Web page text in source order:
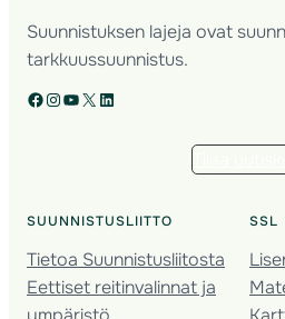
Suunnistuksen lajeja ovat
tarkkuussuunnistus.
Facebook Instagram YouTube X LinkedIn
SUUNNISTUSLIITTO
Tietoa Suunnistusliitosta
Eettiset reitinvalinnat ja
SSL